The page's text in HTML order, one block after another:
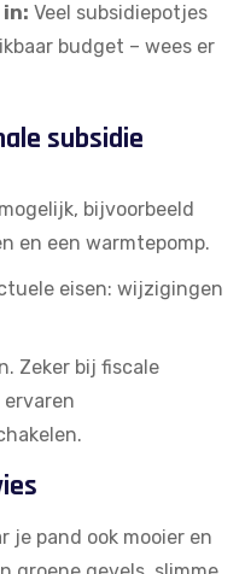
in: Veel subsidiepotjes
budget – wees er
subsidie
bijvoorbeeld
en een warmtepomp.
eisen: wijzigingen
Zeker bij fiscale
je pand ook mooier en